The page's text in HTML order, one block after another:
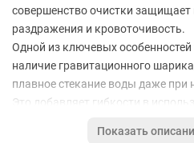
совершенство очистки
раздражения и кровоточивость.
Одной из ключевых особенностей
наличие гравитационного
плавное стекание воды даже при
Это добавляет гибкости в
максимальный комфорт. Объем
Показать